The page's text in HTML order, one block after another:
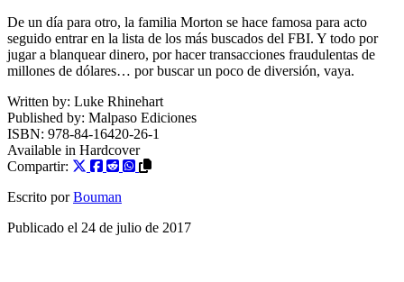
De un día para otro, la familia Morton se hace famosa para acto
seguido entrar en la lista de los más buscados del FBI. Y todo por
jugar a blanquear dinero, por hacer transacciones fraudulentas de
millones de dólares… por buscar un poco de diversión, vaya.
Written by: Luke Rhinehart
Published by: Malpaso Ediciones
ISBN: 978-84-16420-26-1
Available in Hardcover
Compartir:
Escrito por Bouman
Publicado el 24 de julio de 2017